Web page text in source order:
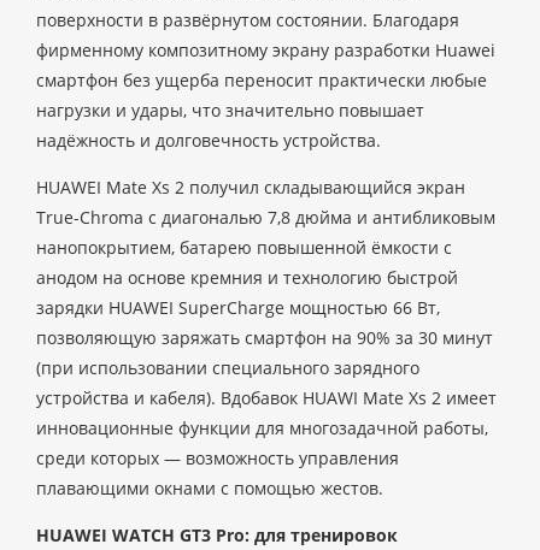
поверхности в развёрнутом состоянии. Благодаря
фирменному композитному экрану разработки Huawei
смартфон без ущерба переносит практически любые
нагрузки и удары, что значительно повышает
надёжность и долговечность устройства.
HUAWEI Mate Xs 2 получил складывающийся экран
True-Chroma с диагональю 7,8 дюйма и антибликовым
нанопокрытием, батарею повышенной ёмкости с
анодом на основе кремния и технологию быстрой
зарядки HUAWEI SuperCharge мощностью 66 Вт,
позволяющую заряжать смартфон на 90% за 30 минут
(при использовании специального зарядного
устройства и кабеля). Вдобавок HUAWI Mate Xs 2 имеет
инновационные функции для многозадачной работы,
среди которых — возможность управления
плавающими окнами с помощью жестов.
HUAWEI WATCH GT3 Pro: для тренировок